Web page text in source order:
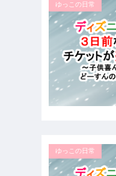
ゆっこの日常
ゆっこの日常